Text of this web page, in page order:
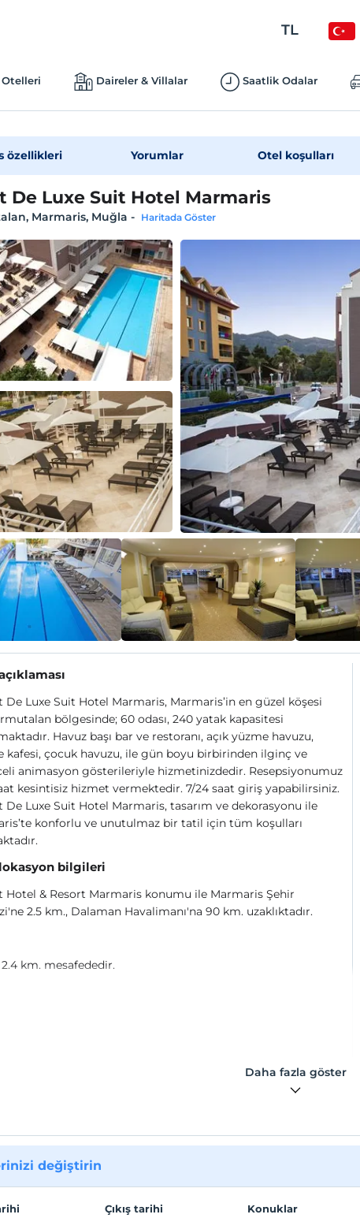
TL
Daireler & Villalar Saatlik Odalar
özellikleri Yorumlar Otel koşulları
De Luxe Suit Hotel Marmaris
Marmaris, Muğla - Haritada Göster
De Luxe Suit Hotel Marmaris, Marmaris’in en güzel köşesi
bölgesinde; 60 odası, 240 yatak kapasitesi
Havuz başı bar ve restoranı, açık yüzme havuzu,
kafesi, çocuk havuzu, ile gün boyu birbirinden ilginç ve
animasyon gösterileriyle hizmetinizdedir. Resepsiyonumuz
kesintisiz hizmet vermektedir. 7/24 saat giriş yapabilirsiniz.
De Luxe Suit Hotel Marmaris, tasarım ve dekorasyonu ile
konforlu ve unutulmaz bir tatil için tüm koşulları
bilgileri
Hotel & Resort Marmaris konumu ile Marmaris Şehir
2.5 km., Dalaman Havalimanı'na 90 km. uzaklıktadır.
km. mesafededir.
Daha fazla göster
değiştirin
Çıkış tarihi Konuklar